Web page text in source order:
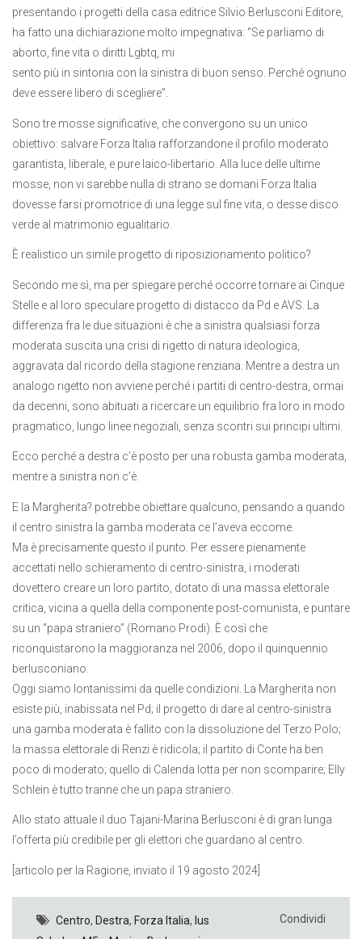
presentando i progetti della casa editrice Silvio Berlusconi Editore,
ha fatto una dichiarazione molto impegnativa: “Se parliamo di
aborto, fine vita o diritti Lgbtq, mi
sento più in sintonia con la sinistra di buon senso. Perché ognuno
deve essere libero di scegliere”.
Sono tre mosse significative, che convergono su un unico
obiettivo: salvare Forza Italia rafforzandone il profilo moderato
garantista, liberale, e pure laico-libertario. Alla luce delle ultime
mosse, non vi sarebbe nulla di strano se domani Forza Italia
dovesse farsi promotrice di una legge sul fine vita, o desse disco
verde al matrimonio egualitario.
È realistico un simile progetto di riposizionamento politico?
Secondo me sì, ma per spiegare perché occorre tornare ai Cinque
Stelle e al loro speculare progetto di distacco da Pd e AVS. La
differenza fra le due situazioni è che a sinistra qualsiasi forza
moderata suscita una crisi di rigetto di natura ideologica,
aggravata dal ricordo della stagione renziana. Mentre a destra un
analogo rigetto non avviene perché i partiti di centro-destra, ormai
da decenni, sono abituati a ricercare un equilibrio fra loro in modo
pragmatico, lungo linee negoziali, senza scontri sui principi ultimi.
Ecco perché a destra c’è posto per una robusta gamba moderata,
mentre a sinistra non c’è.
E la Margherita? potrebbe obiettare qualcuno, pensando a quando
il centro sinistra la gamba moderata ce l’aveva eccome.
Ma è precisamente questo il punto. Per essere pienamente
accettati nello schieramento di centro-sinistra, i moderati
dovettero creare un loro partito, dotato di una massa elettorale
critica, vicina a quella della componente post-comunista, e puntare
su un “papa straniero” (Romano Prodi). È così che
riconquistarono la maggioranza nel 2006, dopo il quinquennio
berlusconiano.
Oggi siamo lontanissimi da quelle condizioni. La Margherita non
esiste più, inabissata nel Pd; il progetto di dare al centro-sinistra
una gamba moderata è fallito con la dissoluzione del Terzo Polo;
la massa elettorale di Renzi è ridicola; il partito di Conte ha ben
poco di moderato; quello di Calenda lotta per non scomparire; Elly
Schlein è tutto tranne che un papa straniero.
Allo stato attuale il duo Tajani-Marina Berlusconi è di gran lunga
l’offerta più credibile per gli elettori che guardano al centro.
[articolo per la Ragione, inviato il 19 agosto 2024]
Centro, Destra, Forza Italia, Ius
Condividi